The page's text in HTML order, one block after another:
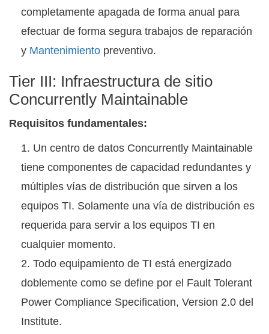
completamente apagada de forma anual para
efectuar de forma segura trabajos de reparación
y Mantenimiento preventivo.
Tier III: Infraestructura de sitio
Concurrently Maintainable
Requisitos fundamentales:
Un centro de datos Concurrently Maintainable
tiene componentes de capacidad redundantes y
múltiples vías de distribución que sirven a los
equipos TI. Solamente una vía de distribución es
requerida para servir a los equipos TI en
cualquier momento.
Todo equipamiento de TI está energizado
doblemente como se define por el Fault Tolerant
Power Compliance Specification, Version 2.0 del
Institute.